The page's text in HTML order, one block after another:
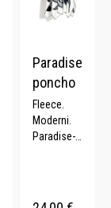
Paradise
poncho
Fleece.
Moderni.
Paradise-